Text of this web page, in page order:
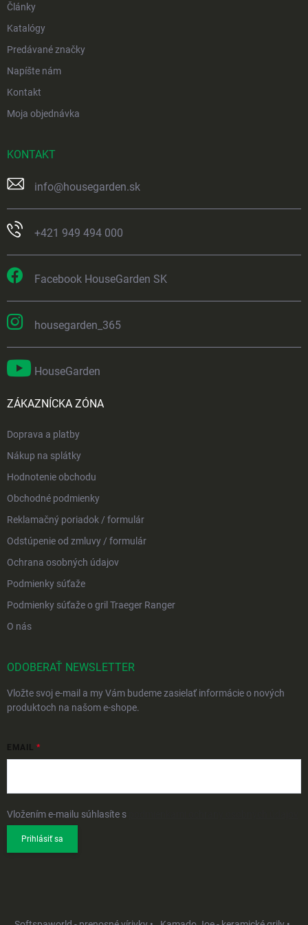
Články
Katalógy
Predávané značky
Napíšte nám
Kontakt
Moja objednávka
KONTAKT
info@housegarden.sk
+421 949 494 000
Facebook HouseGarden SK
housegarden_365
HouseGarden
ZÁKAZNÍCKA ZÓNA
Doprava a platby
Nákup na splátky
Hodnotenie obchodu
Obchodné podmienky
Reklamačný poriadok / formulár
Odstúpenie od zmluvy / formulár
Ochrana osobných údajov
Podmienky súťaže
Podmienky súťaže o gril Traeger Ranger
O nás
ODOBERAŤ NEWSLETTER
Vložte svoj e-mail a my Vám budeme zasielať informácie o nových
produktoch na našom e-shope.
EMAIL
Vložením e-mailu súhlasíte s
Prihlásiť sa